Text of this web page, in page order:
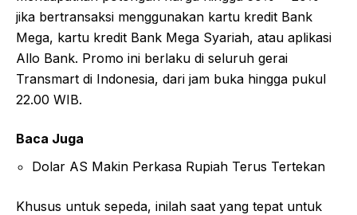
jika bertransaksi menggunakan kartu kredit Bank
Mega, kartu kredit Bank Mega Syariah, atau aplikasi
Allo Bank. Promo ini berlaku di seluruh gerai
Transmart di Indonesia, dari jam buka hingga pukul
22.00 WIB.
Baca Juga
Dolar AS Makin Perkasa Rupiah Terus Tertekan
Khusus untuk sepeda, inilah saat yang tepat untuk